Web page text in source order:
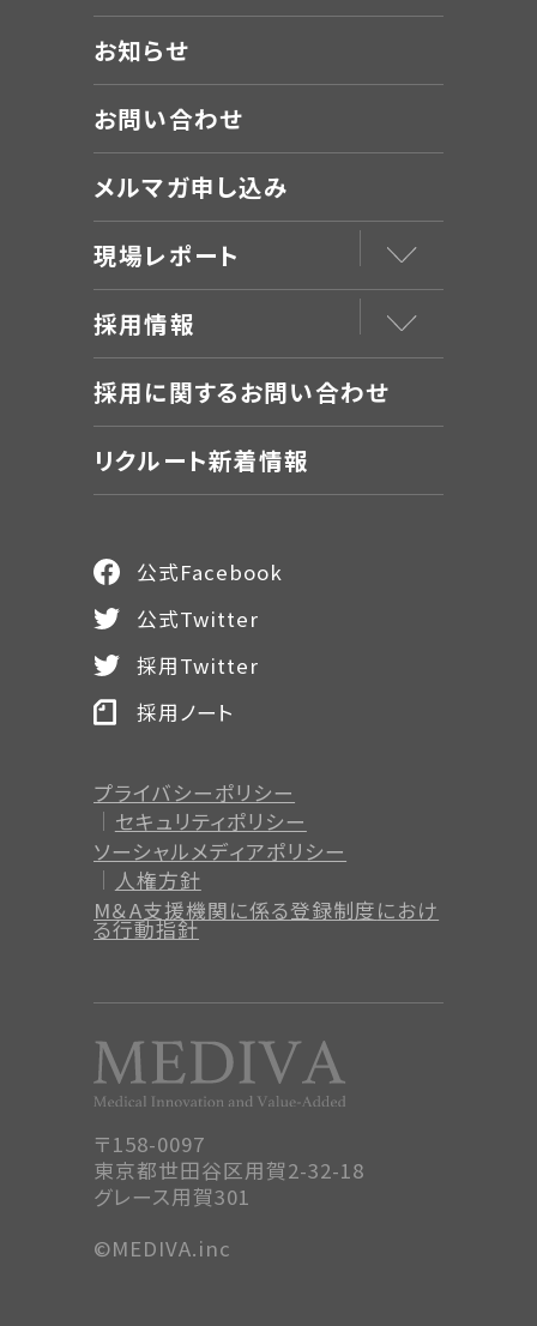
お知らせ
お問い合わせ
メルマガ申し込み
現場レポート
採用情報
採用に関するお問い合わせ
リクルート新着情報
〒158-0097
東京都世田谷区用賀2-32-18
グレース用賀301
プライバシーポリシー
セキュリティポリシー
ソーシャルメディアポリシー
人権方針
M＆A支援機関に係る登録制度におけ
る行動指針
公式Facebook
公式Twitter
採用Twitter
採用ノート
©MEDIVA.inc